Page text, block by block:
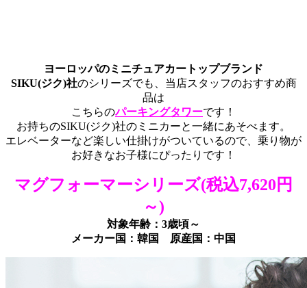
ヨーロッパのミニチュアカートップブランド
SIKU(ジク)社のシリーズでも、当店スタッフのおすすめ商
品は
こちらのパーキングタワーです！
お持ちのSIKU(ジク)社のミニカーと一緒にあそべます。
エレベーターなど楽しい仕掛けがついているので、乗り物が
お好きなお子様にぴったりです！
マグフォーマーシリーズ(税込7,620円
～)
対象年齢：3歳頃～
メーカー国：韓国 原産国：中国